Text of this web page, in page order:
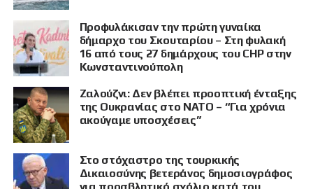
Προφυλάκισαν την πρώτη γυναίκα
δήμαρχο του Σκουταρίου – Στη φυλακή
16 από τους 27 δημάρχους του CHP στην
Κωνσταντινούπολη
Ζαλούζνι: Δεν βλέπει προοπτική ένταξης
της Ουκρανίας στο ΝΑΤΟ – “Για χρόνια
ακούγαμε υποσχέσεις”
Στο στόχαστρο της τουρκικής
Δικαιοσύνης βετεράνος δημοσιογράφος